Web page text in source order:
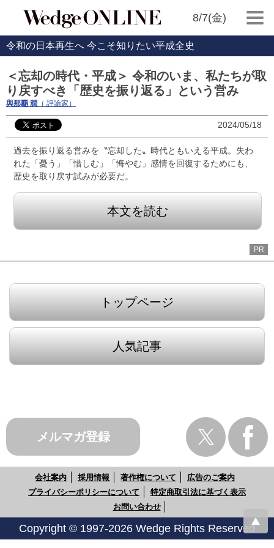
8/7(金)
令和の日本再生へ 今こそ知りたい平成全史
＜忘却の時代・平成＞ 令和のいま、私たちが取
り戻すべき「歴史を振り返る」という営み
與那覇 潤 （ 評論家）
2024/05/18
過去を振り返る営みを〝忘却した〟時代ともいえる平成。失わ
れた「憂う」「惜しむ」「悔やむ」感情を回復するためにも、
歴史を取り戻す試みが必要だ。
本文を読む
PR
トップページ
人気記事
メルマガ登録
会社案内 採用情報 著作権について
広告のご案内
プライバシーポリシーについて
特定商取引法に基づく表示
お問い合わせ
Copyright © 1997-2026 Wedge Rights Reserved